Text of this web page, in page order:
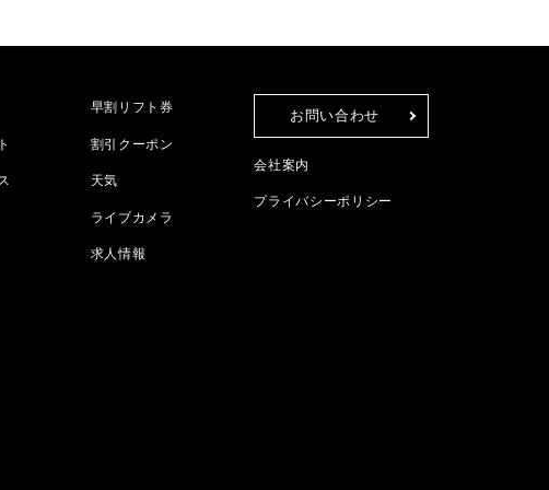
早割リフト券
割引クーポン
天気
ライブカメラ
求人情報
お問い合わせ
会社案内
プライバシーポリシー